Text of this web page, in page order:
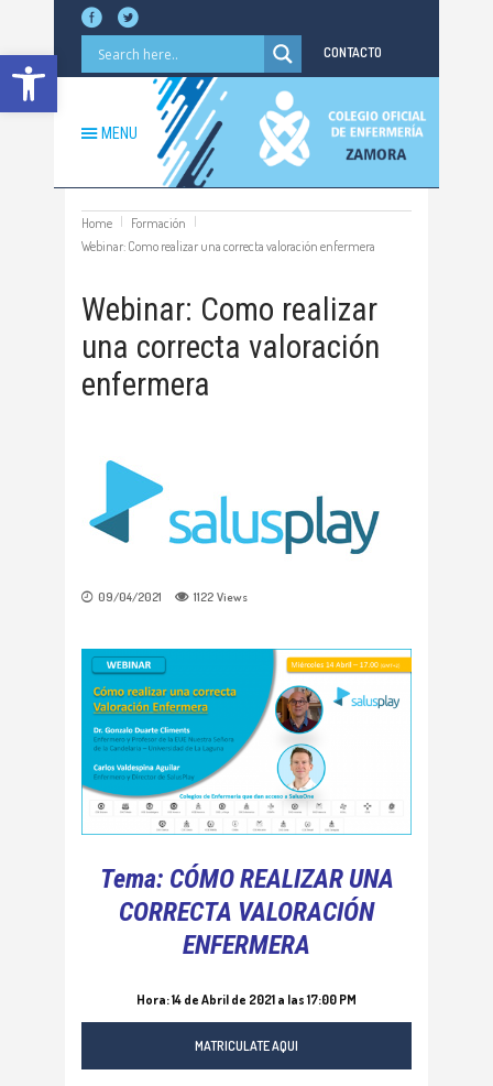
Abrir barra de herramientas CONTACTO
MENU
Home
Formación
Webinar: Como realizar una correcta valoración enfermera
Webinar: Como realizar
una correcta valoración
enfermera
09/04/2021 1122 Views
Tema: CÓMO REALIZAR UNA
CORRECTA VALORACIÓN
ENFERMERA
Hora: 14 de Abril de 2021 a las 17:00 PM
MATRICULATE AQUI